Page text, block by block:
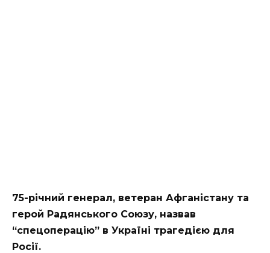
75-річний генерал, ветеран Афганістану та
герой Радянського Союзу, назвав
“спецоперацію” в Україні трагедією для
Росії.